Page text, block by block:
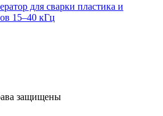
для сварки пластика и
15–40 кГц
защищены